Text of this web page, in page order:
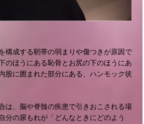
構成する靭帯の弱まりや傷つきが原因で
のほうにある恥骨とお尻の下のほうにあ
股に囲まれた部分にある、ハンモック状
は、脳や脊髄の疾患で引きおこされる場
分の尿もれが「どんなときにどのよう